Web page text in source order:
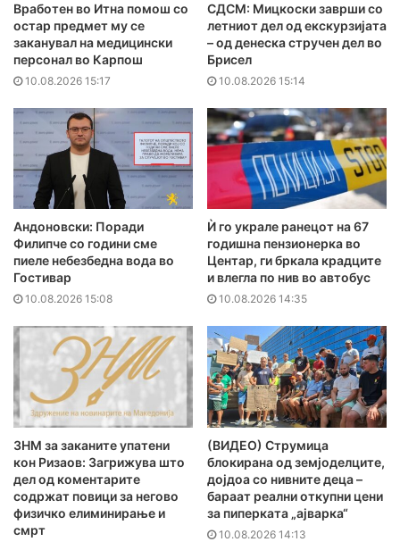
Вработен во Итна помош со
остар предмет му се
заканувал на медицински
персонал во Карпош
10.08.2026 15:17
СДСМ: Мицкоски заврши со
летниот дел од екскурзијата
– од денеска стручен дел во
Брисел
10.08.2026 15:14
Андоновски: Поради
Филипче со години сме
пиеле небезбедна вода во
Гостивар
10.08.2026 15:08
Ѝ го украле ранецот на 67
годишна пензионерка во
Центар, ги бркала крадците
и влегла по нив во автобус
10.08.2026 14:35
ЗНМ за заканите упатени
кон Ризаов: Загрижува што
дел од коментарите
содржат повици за негово
физичко елиминирање и
смрт
(ВИДЕО) Струмица
блокирана од земјоделците,
дојдоа со нивните деца –
бараат реални откупни цени
за пиперката „ајварка“
10.08.2026 14:13